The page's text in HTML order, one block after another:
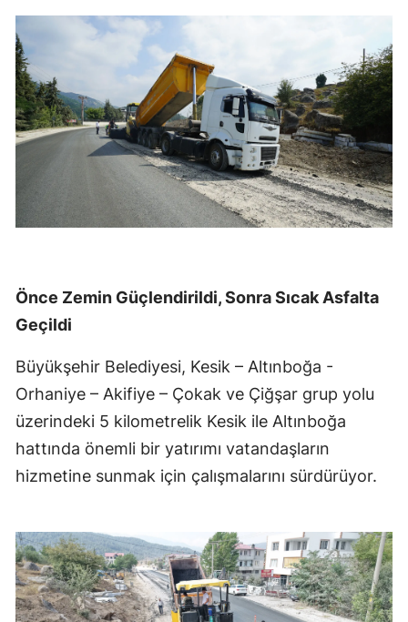
Önce Zemin Güçlendirildi, Sonra Sıcak Asfalta
Geçildi
Büyükşehir Belediyesi, Kesik – Altınboğa -
Orhaniye – Akifiye – Çokak ve Çiğşar grup yolu
üzerindeki 5 kilometrelik Kesik ile Altınboğa
hattında önemli bir yatırımı vatandaşların
hizmetine sunmak için çalışmalarını sürdürüyor.